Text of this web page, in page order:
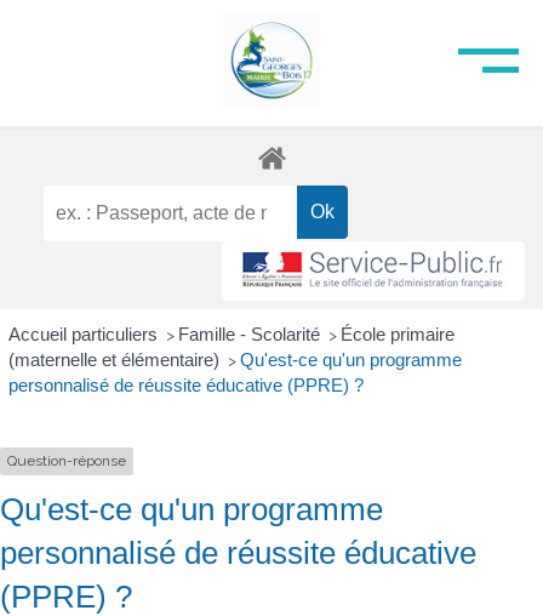
Accueil particuliers > Famille - Scolarité > École primaire
(maternelle et élémentaire) > Qu'est-ce qu'un programme
personnalisé de réussite éducative (PPRE) ?
Question-réponse
Qu'est-ce qu'un programme
personnalisé de réussite éducative
(PPRE) ?